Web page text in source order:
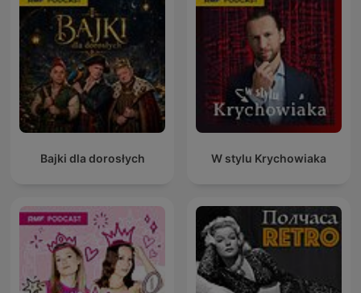
Bajki dla dorosłych W stylu Krychowiaka